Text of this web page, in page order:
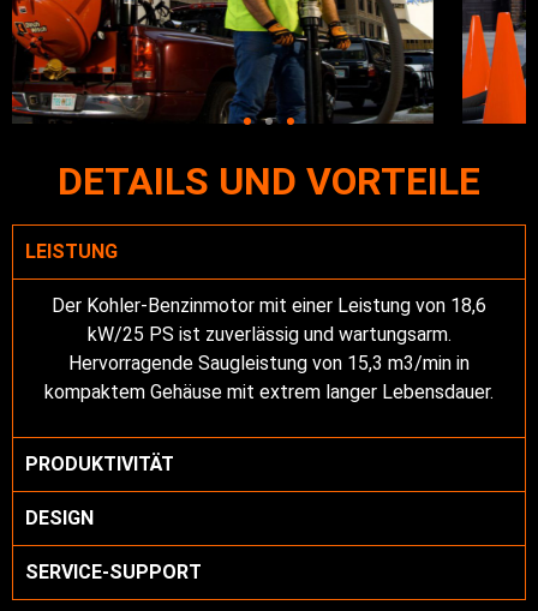
DETAILS UND VORTEILE
LEISTUNG
Der Kohler-Benzinmotor mit einer Leistung von 18,6
kW/25 PS ist zuverlässig und wartungsarm.
Hervorragende Saugleistung von 15,3 m3/min in
kompaktem Gehäuse mit extrem langer Lebensdauer.
PRODUKTIVITÄT
DESIGN
SERVICE-SUPPORT